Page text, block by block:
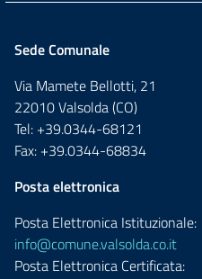
Sede Comunale
Via Mamete Bellotti, 21
22010 Valsolda (CO)
Tel: +39.0344-68121
Fax: +39.0344-68834
Posta elettronica
Posta Elettronica Istituzionale:
info@comune.valsolda.co.it
Posta Elettronica Certificata: